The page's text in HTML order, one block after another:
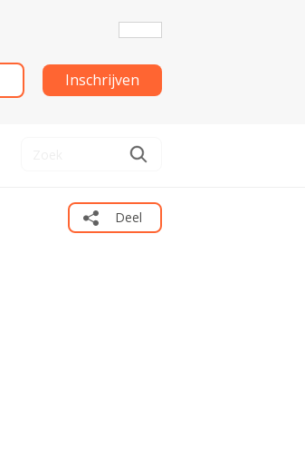
Inschrijven
Deel